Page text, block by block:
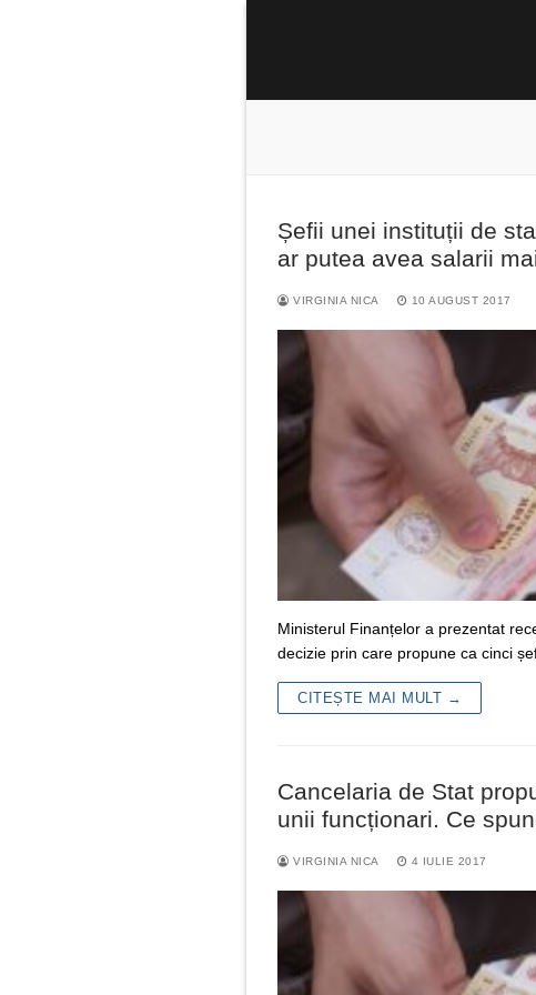
după:
Șefii unei instituții de
ar putea avea salarii
VIRGINIA NICA 10 AUGUST 2017
Ministerul Finanțelor a prezentat
decizie prin care propune ca cinci
CITEȘTE MAI MULT →
Cancelaria de Stat
unii funcționari. Ce
VIRGINIA NICA 4 IULIE 2017